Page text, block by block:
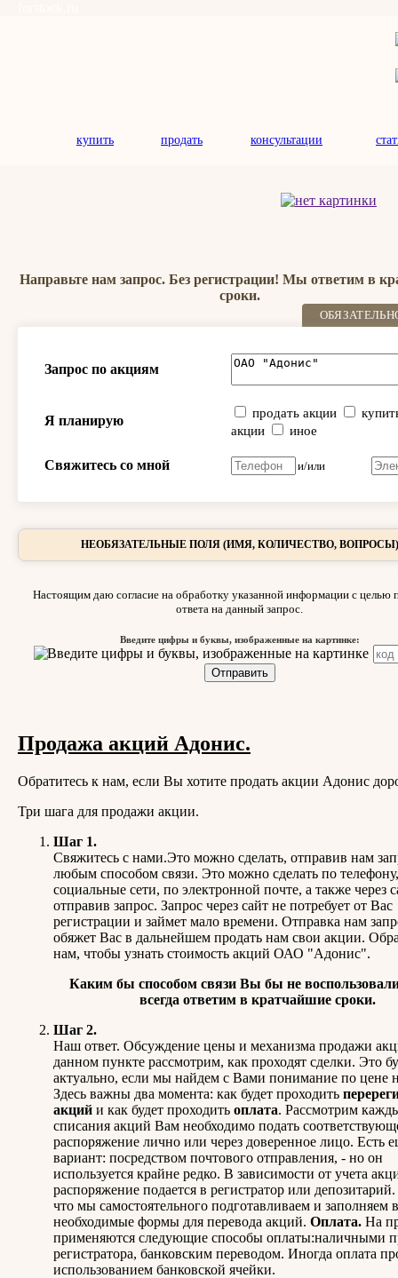
купить продать консультации
Направьте нам запрос. Без регистрации! Мы ответим в
сроки.
Запрос по акциям
Я планирую продать акции
акции
иное
Свяжитесь со мной и/или
НЕОБЯЗАТЕЛЬНЫЕ ПОЛЯ (ИМЯ, КОЛИЧЕСТВО, ВОПРОСЫ)
Настоящим даю согласие на обработку указанной информации с целью
ответа на данный запрос.
Введите цифры и буквы, изображенные на картинке:
Продажа акций Адонис.
Обратитесь к нам, если Вы хотите продать акции Адонис
Три шага для продажи акции.
Шаг 1.
Свяжитесь с нами.Это можно сделать, отправив нам
любым способом связи. Это можно сделать по телефону,
социальные сети, по электронной почте, а также через
отправив запрос. Запрос через сайт не потребует от Вас
регистрации и займет мало времени. Отправка нам
обяжет Вас в дальнейшем продать нам свои акции.
нам, чтобы узнать стоимость акций ОАО "Адонис".
Каким бы способом связи Вы бы не
всегда ответим в кратчайшие сроки.
Шаг 2.
Наш ответ. Обсуждение цены и механизма продажи
данном пункте рассмотрим, как проходят сделки. Это
актуально, если мы найдем с Вами понимание по цене
Здесь важны два момента: как будет проходить
акций и как будет проходить оплата. Рассмотрим
списания акций Вам необходимо подать
распоряжение лично или через доверенное лицо. Есть
вариант: посредством почтового отправления, - но он
используется крайне редко. В зависимости от учета
распоряжение подается в регистратор или
что мы самостоятельного подготавливаем и заполняем
необходимые формы для перевода акций. Оплата. На
применяются следующие способы оплаты:наличными
регистратора, банковским переводом. Иногда оплата
использованием банковской ячейки.